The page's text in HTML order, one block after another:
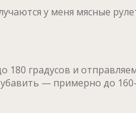
у меня мясные
градусов и
— примерно до